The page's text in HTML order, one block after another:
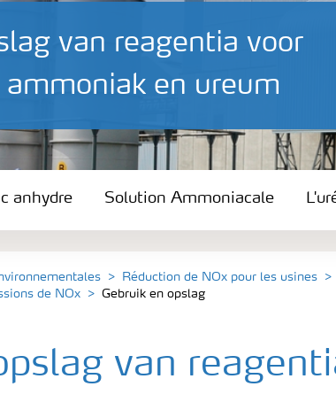
van reagentia voor
en ureum
de NOx
anhydre Solution Ammoniacale
Réduction de NOx pour les usines
de NOx
Gebruik en opslag
van